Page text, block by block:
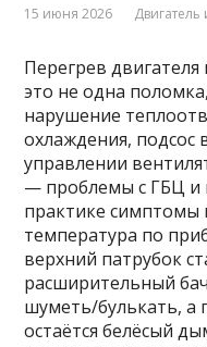
15 июня 2026 Двигатель
Перегрев
это не одна
нарушение
охлаждения, подсос
управлении
— проблемы с ГБЦ и
практике симптомы
температура по
верхний патрубок
расширительный
шуметь/булькать, а
остаётся белёсый